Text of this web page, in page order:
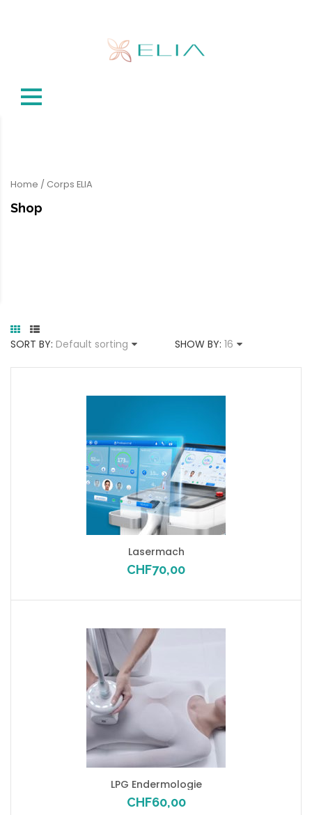
Home / Corps ELIA
Shop
SORT BY: Default sorting SHOW BY: 16
Lasermach
CHF70,00
LPG Endermologie
CHF60,00